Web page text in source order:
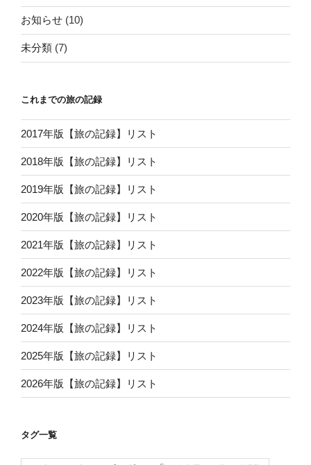
お知らせ (10)
未分類 (7)
これまでの旅の記録
2017年版【旅の記録】リスト
2018年版【旅の記録】リスト
2019年版【旅の記録】リスト
2020年版【旅の記録】リスト
2021年版【旅の記録】リスト
2022年版【旅の記録】リスト
2023年版【旅の記録】リスト
2024年版【旅の記録】リスト
2025年版【旅の記録】リスト
2026年版【旅の記録】リスト
タグ一覧